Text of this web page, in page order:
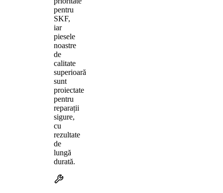
pentru
SKF,
iar
piesele
noastre
de
calitate
superioară
sunt
proiectate
pentru
reparații
sigure,
cu
rezultate
de
lungă
durată.